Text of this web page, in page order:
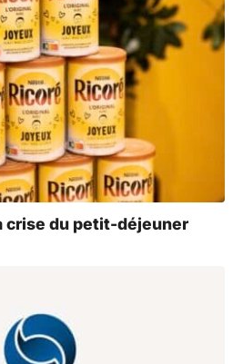
crise du petit-déjeuner